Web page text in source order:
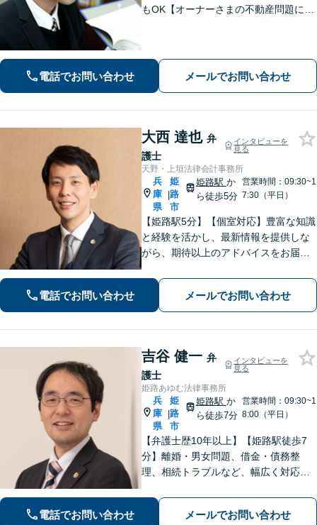
もOK【オーナーさまの不動産問題に特
【夜間面談可】遺言書作成に対応
電話でお問い合わせ メールでお問い合わせ
大西 達也 弁
護士
インタビューを
見る
天野・上垣法律会計事務所
兵
庫
県
|
姫
路
市
姫路駅 か
ら徒歩5分
営業時間：09:30~1
7:30（平日）
【姫路駅5分】【個室対応】豊富な知識
と経験を活かし、最新情報を提供しな
がら、期待以上のアドバイスをお届け
ンを大切にし、信頼関係を築きながら
課題解決に全力を尽くします。
電話でお問い合わせ メールでお問い合わせ
吉谷 健一 弁
護士
インタビューを
見る
姫路あゆむ法律事務所
兵
庫
県
|
姫
路
市
姫路駅 か
ら徒歩7分
営業時間：09:30~1
8:00（平日）
【弁護士歴10年以上】【姫路駅徒歩7
分】離婚・男女問題、借金・債務整
理、相続トラブルなど、幅広く対応可
すい説明を心がけています。依頼者さ
まの置かれている状況と希望に沿った
電話でお問い合わせ メールでお問い合わせ